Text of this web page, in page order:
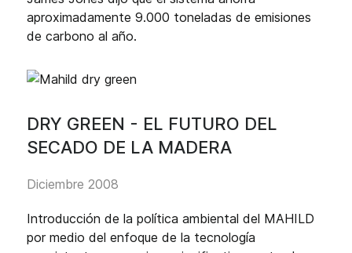
aproximadamente 9.000 toneladas de emisiones
de carbono al año.
DRY GREEN - EL FUTURO DEL
SECADO DE LA MADERA
Diciembre 2008
Introducción de la política ambiental del MAHILD
por medio del enfoque de la tecnología